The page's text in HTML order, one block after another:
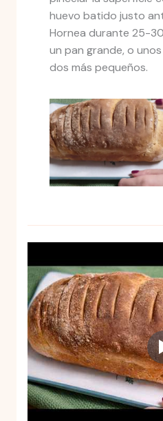
huevo batido justo
Hornea durante 25-
un pan grande, o
dos más pequeños.